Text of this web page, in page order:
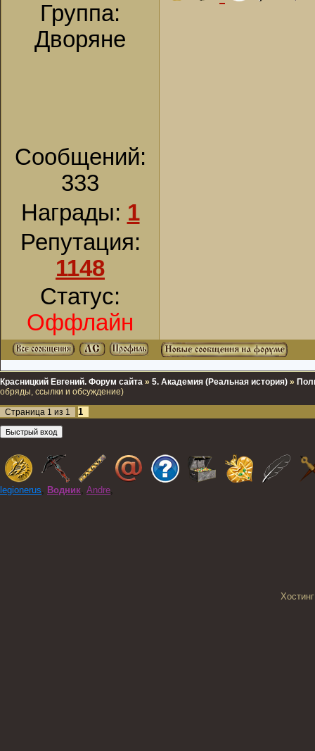
Группа:
Дворяне
Сообщений:
333
Награды: 1
Репутация:
1148
Статус:
Оффлайн
Красницкий Евгений. Форум сайта » 5. Академия (Реальная история) »
обряды, ссылки и обсуждение)
Страница 1 из 1 1
legionerus, Водник, Andre,